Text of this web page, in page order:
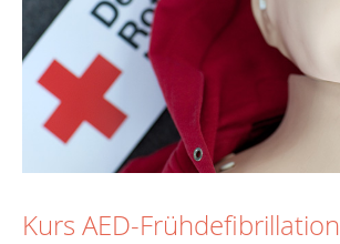
Kurs AED-Frühdefibrillation